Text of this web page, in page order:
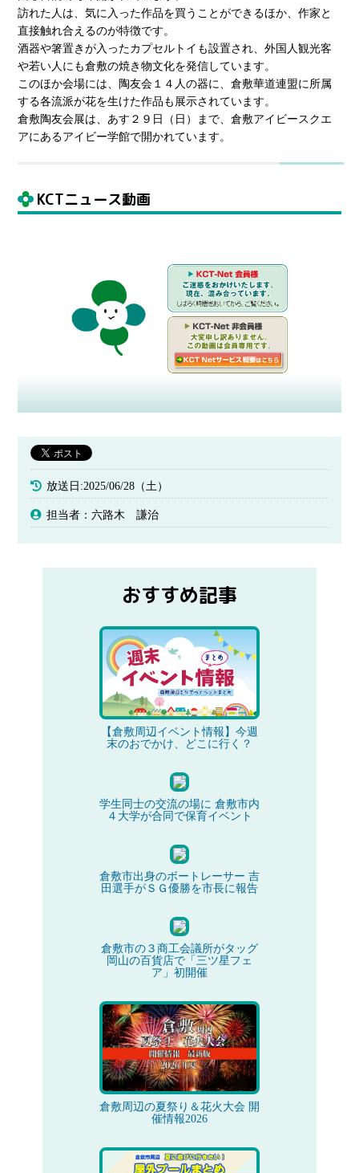
訪れた人は、気に入った作品を買うことができるほか、作家と
直接触れ合えるのが特徴です。
酒器や箸置きが入ったカプセルトイも設置され、外国人観光客
や若い人にも倉敷の焼き物文化を発信しています。
このほか会場には、陶友会１４人の器に、倉敷華道連盟に所属
する各流派が花を生けた作品も展示されています。
倉敷陶友会展は、あす２９日（日）まで、倉敷アイビースクエ
アにあるアイビー学館で開かれています。
KCTニュース動画
放送日:2025/06/28（土）
担当者：六路木 謙治
おすすめ記事
【倉敷周辺イベント情報】今週
末のおでかけ、どこに行く？
学生同士の交流の場に 倉敷市内
４大学が合同で保育イベント
倉敷市出身のボートレーサー 吉
田選手がＳＧ優勝を市長に報告
倉敷市の３商工会議所がタッグ
岡山の百貨店で「三ツ星フェ
ア」初開催
倉敷周辺の夏祭り＆花火大会 開
催情報2026